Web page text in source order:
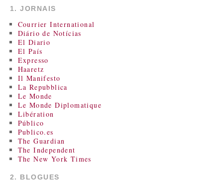
1. JORNAIS
Courrier International
Diário de Notícias
El Diario
El País
Expresso
Haaretz
Il Manifesto
La Repubblica
Le Monde
Le Monde Diplomatique
Libération
Público
Publico.es
The Guardian
The Independent
The New York Times
2. BLOGUES